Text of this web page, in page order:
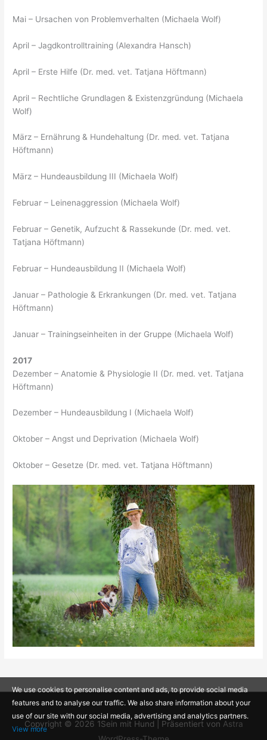
Mai – Ursachen von Problemverhalten (Michaela Wolf)
April – Jagdkontrolltraining (Alexandra Hansch)
April – Erste Hilfe (Dr. med. vet. Tatjana Höftmann)
April – Rechtliche Grundlagen & Existenzgründung (Michaela
Wolf)
März – Ernährung & Hundehaltung (Dr. med. vet. Tatjana
Höftmann)
März – Hundeausbildung III (Michaela Wolf)
Februar – Leinenaggression (Michaela Wolf)
Februar – Genetik, Aufzucht & Rassekunde (Dr. med. vet.
Tatjana Höftmann)
Februar – Hundeausbildung II (Michaela Wolf)
Januar – Pathologie & Erkrankungen (Dr. med. vet. Tatjana
Höftmann)
Januar – Trainingseinheiten in der Gruppe (Michaela Wolf)
2017
Dezember – Anatomie & Physiologie II (Dr. med. vet. Tatjana
Höftmann)
Dezember – Hundeausbildung I (Michaela Wolf)
Oktober – Angst und Deprivation (Michaela Wolf)
Oktober – Gesetze (Dr. med. vet. Tatjana Höftmann)
Copyright © 2026 1Sein mit Hund | Präsentiert von Astra
We use cookies to personalise content and ads, to provide social media
features and to analyse our traffic. We also share information about your
use of our site with our social media, advertising and analytics partners.
View more